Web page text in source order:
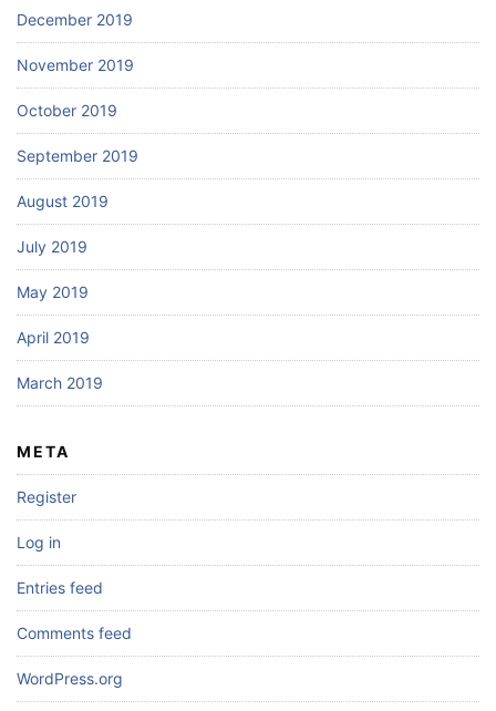
December 2019
November 2019
October 2019
September 2019
August 2019
July 2019
May 2019
April 2019
March 2019
META
Register
Log in
Entries feed
Comments feed
WordPress.org